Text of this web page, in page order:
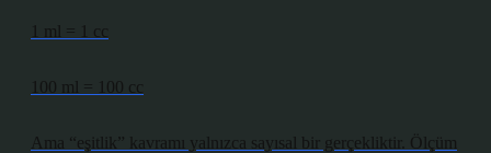
1 ml = 1 cc
100 ml = 100 cc
Ama “eşitlik” kavramı yalnızca sayısal bir gerçekliktir. Ölçüm